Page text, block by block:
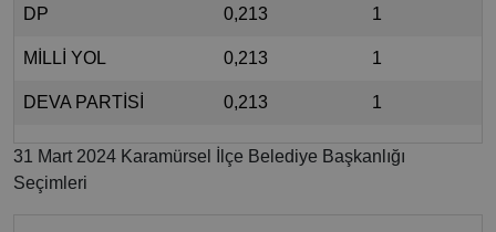
DP 0,213 1
MİLLİ YOL 0,213 1
DEVA PARTİSİ 0,213 1
31 Mart 2024 Karamürsel İlçe Belediye Başkanlığı
Seçimleri